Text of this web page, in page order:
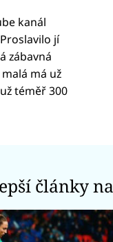
kanál
jí
zábavná
má už
téměř 300
články